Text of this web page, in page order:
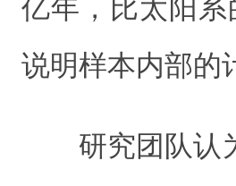
亿年，比太阳系
说明样本内部的
研究团队认